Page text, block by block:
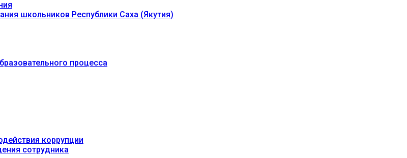
школьников Республики Саха (Якутия)
процесса
коррупции
сотрудника